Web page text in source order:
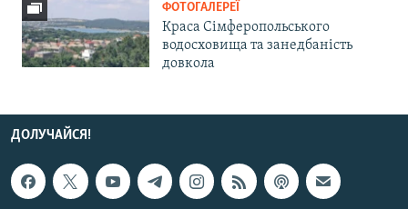
ФОТОГАЛЕРЕЇ
Краса Сімферопольського
водосховища та занедбаність
довкола
ДОЛУЧАЙСЯ!